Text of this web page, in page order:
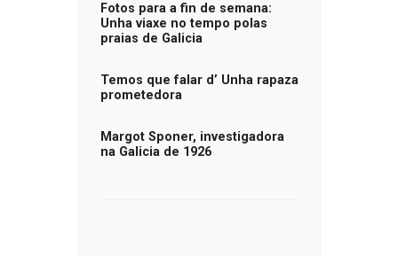
Fotos para a fin de semana:
Unha viaxe no tempo polas
praias de Galicia
Temos que falar d’ Unha rapaza
prometedora
Margot Sponer, investigadora
na Galicia de 1926